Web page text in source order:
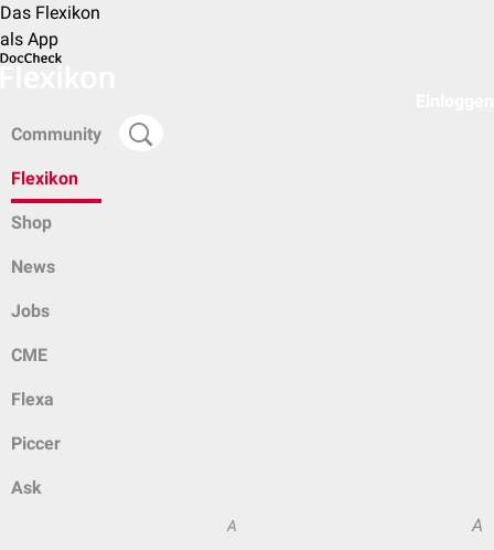
Das Flexikon
als App
Community
Flexikon
Shop
News
Jobs
CME
Flexa
Piccer
Ask
A A